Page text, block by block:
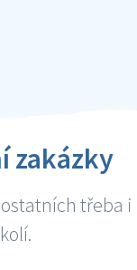
zakázky
třeba